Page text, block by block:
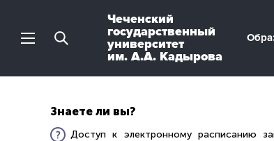
Чеченский
государственный
университет
им. А.А. Кадырова
Знаете ли вы?
Доступ к электронному расписанию